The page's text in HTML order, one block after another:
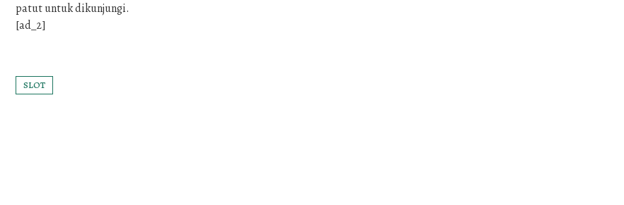
patut untuk dikunjungi.
[ad_2]
SLOT